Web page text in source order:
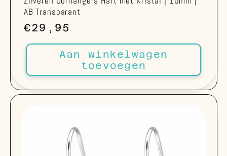
AB Transparant
Normale
prijs
€29,95
Aan winkelwagen
toevoegen